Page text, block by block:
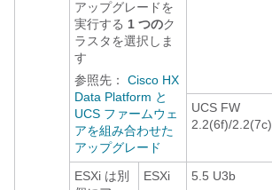
アップグレードを
実行する 1 つのク
ラスタを選択しま
す
参照先： Cisco HX
Data Platform と
UCS ファームウェ
アを組み合わせた
アップグレード
UCS FW
2.2(6f)/2.2(7c)
ESXi は別
ESXi
5.5 U3b